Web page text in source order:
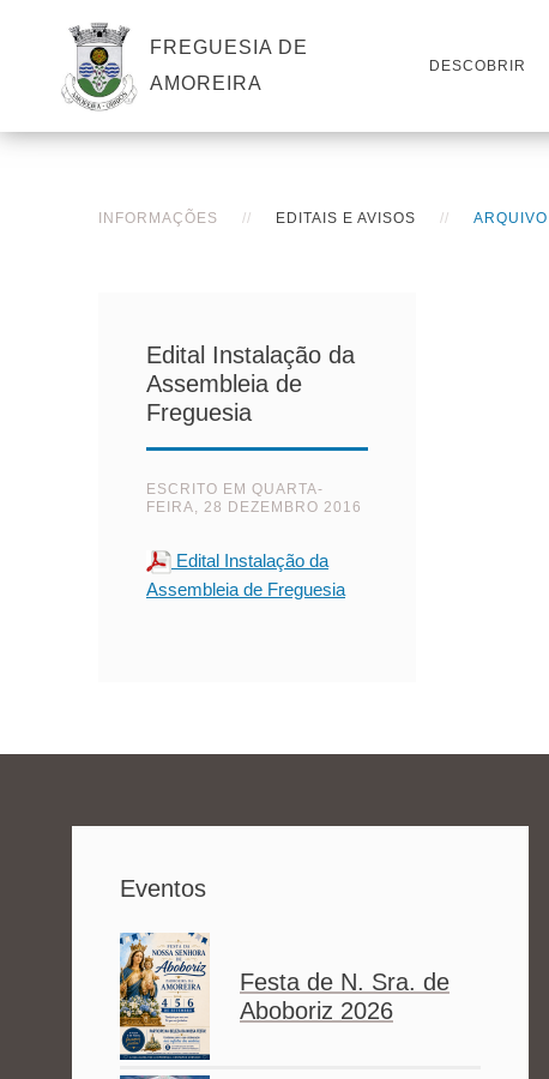
FREGUESIA DE
AMOREIRA
DESCOBRIR
INFORMAÇÕES EDITAIS E AVISOS
Edital Instalação da
Assembleia de
Freguesia
ESCRITO EM QUARTA-
FEIRA, 28 DEZEMBRO 2016
Edital Instalação da
Assembleia de Freguesia
Eventos
Festa de N. Sra. de
Aboboriz 2026